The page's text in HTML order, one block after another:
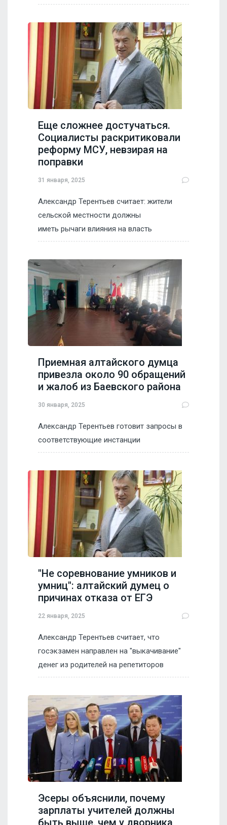
Еще сложнее достучаться.
Социалисты раскритиковали
реформу МСУ, невзирая на
поправки
31 января, 2025
Александр Терентьев считает: жители
сельской местности должны
иметь рычаги влияния на власть
Приемная алтайского думца
привезла около 90 обращений
и жалоб из Баевского района
30 января, 2025
Александр Терентьев готовит запросы в
соответствующие инстанции
"Не соревнование умников и
умниц": алтайский думец о
причинах отказа от ЕГЭ
22 января, 2025
Александр Терентьев считает, что
госэкзамен направлен на "выкачивание"
денег из родителей на репетиторов
Эсеры объяснили, почему
зарплаты учителей должны
быть выше, чем у дворника